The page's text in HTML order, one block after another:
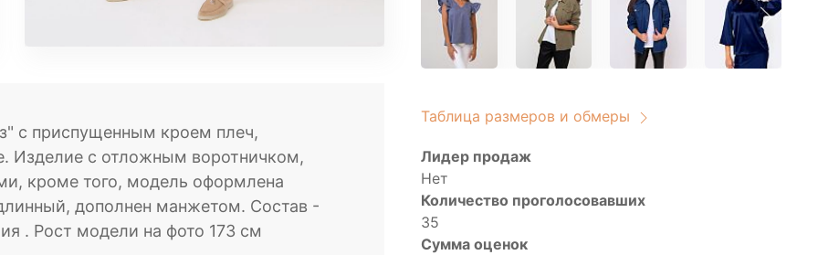
с приспущенным кроем плеч,
Изделие с отложным воротничком,
кроме того, модель оформлена
дополнен манжетом. Состав -
. Рост модели на фото 173 см
Таблица размеров и обмеры
Лидер продаж
Нет
Количество проголосовавших
35
Сумма оценок